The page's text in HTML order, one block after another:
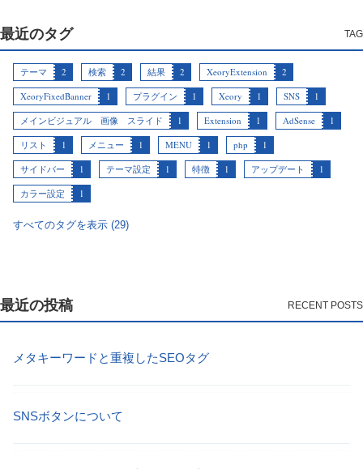
最近のタグ
テーマ 2 検索 2 結果 2 XeoryExtension
2
XeoryFixedBanner
1 プラグイン 1 Xeory 1 SNS
1
メインビジュアル 画像 スライド
1 Extension 1 AdSense
1
リスト
1 メニュー 1 MENU 1 php
1
サイドバー
1 テーマ設定 1 特徴 1 アップデート
1
カラー設定
1
すべてのタグを表示 (29)
最近の投稿
メタキーワードと重複したSEOタグ
SNSボタンについて